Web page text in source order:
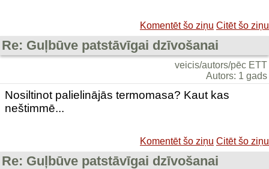
Komentēt šo ziņu Citēt šo ziņu
Re: Guļbūve patstāvīgai dzīvošanai
veicis/autors/pēc ETT
Autors: 1 gads
Nosiltinot palielinājās termomasa? Kaut kas
neštimmē...
Komentēt šo ziņu Citēt šo ziņu
Re: Guļbūve patstāvīgai dzīvošanai